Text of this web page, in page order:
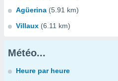
Agüerina (5.91 km)
Villaux (6.11 km)
Météo...
Heure par heure